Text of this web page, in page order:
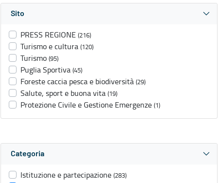
Sito
PRESS REGIONE (216)
Turismo e cultura (120)
Turismo (95)
Puglia Sportiva (45)
Foreste caccia pesca e biodiversità (29)
Salute, sport e buona vita (19)
Protezione Civile e Gestione Emergenze (1)
Categoria
Istituzione e partecipazione (283)